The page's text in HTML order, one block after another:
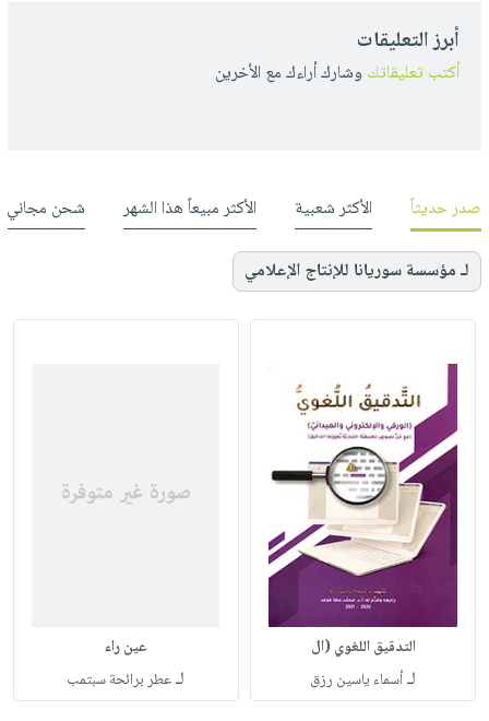
أبرز التعليقات
أكتب تعليقاتك وشارك أراءك مع الأخرين
صدر حديثاً الأكثر شعبية الأكثر مبيعاً هذا الشهر شحن مجاني
لـ مؤسسة سوريانا للإنتاج الإعلامي
التدقيق اللغوي (ال
لـأسماء ياسين رزق
عين راء
لـعطر برائحة سبتمب